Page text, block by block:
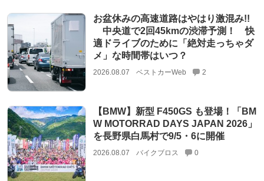
お盆休みの高速道路はやはり激混み!!
中央道で2回45kmの渋滞予測！ 快
適ドライブのために「絶対走っちゃダ
メ」な時間帯はいつ？
2026.08.07 ベストカーWeb 2
【BMW】新型 F450GS も登場！「BM
W MOTORRAD DAYS JAPAN 2026」
を長野県白馬村で9/5・6に開催
2026.08.07 バイクブロス 0